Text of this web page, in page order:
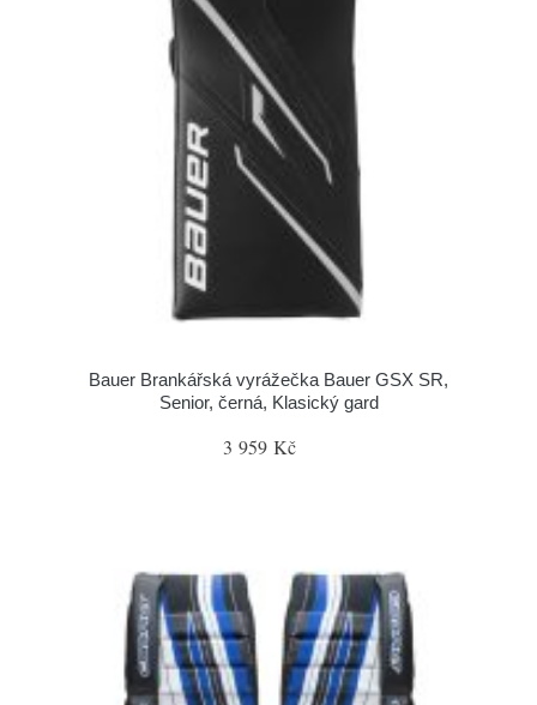
Bauer Brankářská vyrážečka Bauer GSX SR,
Senior, černá, Klasický gard
3 959 Kč